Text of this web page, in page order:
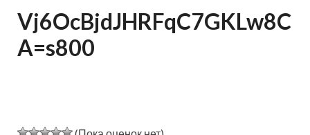
Vj6OcBjdJHRFqC7GKLw8C
A=s800